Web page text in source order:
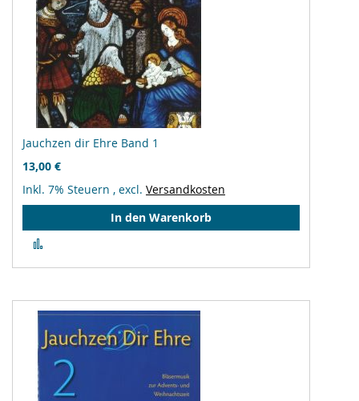
Jauchzen dir Ehre Band 1
13,00 €
Inkl. 7% Steuern , excl. Versandkosten
In den Warenkorb
hinzufügen